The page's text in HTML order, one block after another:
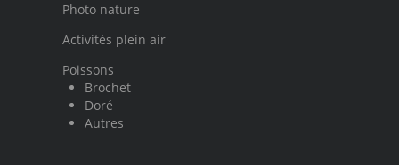
Photo nature
Activités plein air
Poissons
Brochet
Doré
Autres